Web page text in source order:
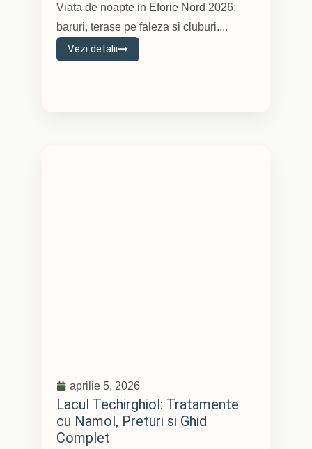
Viata de noapte in Eforie Nord 2026:
baruri, terase pe faleza si cluburi....
Vezi detalii
aprilie 5, 2026
Lacul Techirghiol: Tratamente
cu Namol, Preturi si Ghid
Complet